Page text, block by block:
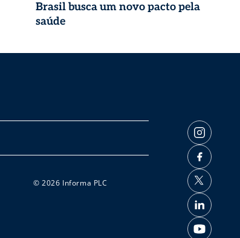
Brasil busca um novo pacto pela
saúde
© 2026 Informa PLC